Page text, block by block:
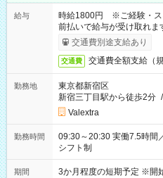
給与
時給1800円 ※ご経験・ス
前払いで給与が受け取れま
交通費別途支給あり
交通費 交通費全額支給（
勤務地
東京都新宿区
新宿三丁目駅から徒歩2分 /
Valextra
勤務時間
09:30～20:30 実働7.5時間／休憩1.5時間 営業時間に合わせた
シフト制
期間 3か月程度の短期予定 ※開